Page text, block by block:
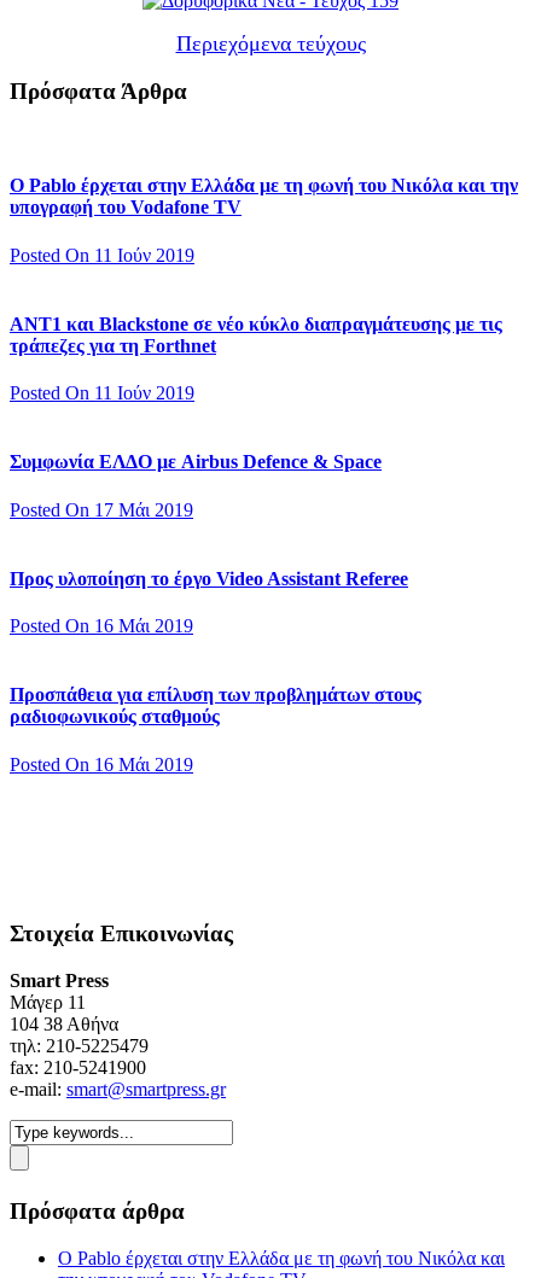
Περιεχόμενα τεύχους
Πρόσφατα Άρθρα
Ο Pablo έρχεται στην Ελλάδα με τη φωνή του Νικόλα και την
υπογραφή του Vodafone TV
Posted On 11 Ιούν 2019
ΑΝΤ1 και Blackstone σε νέο κύκλο διαπραγμάτευσης με τις
τράπεζες για τη Forthnet
Posted On 11 Ιούν 2019
Συμφωνία ΕΛΔΟ με Airbus Defence & Space
Posted On 17 Μάι 2019
Προς υλοποίηση το έργο Video Assistant Referee
Posted On 16 Μάι 2019
Προσπάθεια για επίλυση των προβλημάτων στους
ραδιοφωνικούς σταθμούς
Posted On 16 Μάι 2019
Στοιχεία Επικοινωνίας
Smart Press
Mάγερ 11
104 38 Αθήνα
τηλ: 210-5225479
fax: 210-5241900
e-mail: smart@smartpress.gr
Πρόσφατα άρθρα
Ο Pablo έρχεται στην Ελλάδα με τη φωνή του Νικόλα και